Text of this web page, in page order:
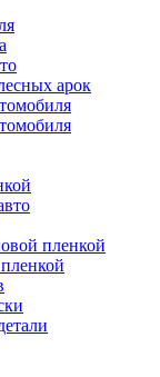
арок
пленкой